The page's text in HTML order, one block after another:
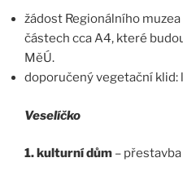
žádost Regionálního
částech cca A4, které
MěÚ.
doporučený vegetační klid:
Veselíčko
1. kulturní dům –